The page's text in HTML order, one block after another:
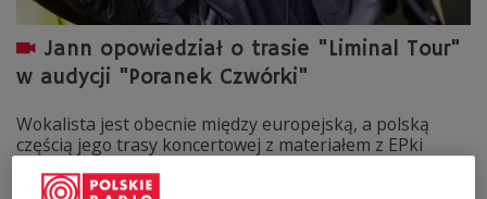
Jann opowiedział o trasie "Liminal Tour"
w audycji "Poranek Czwórki"
Wokalista jest obecnie między europejską, a polską
częścią jego trasy koncertowej z materiałem z EPki
Progresja.